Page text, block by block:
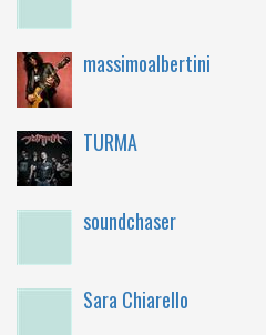
massimoalbertini
TURMA
soundchaser
Sara Chiarello